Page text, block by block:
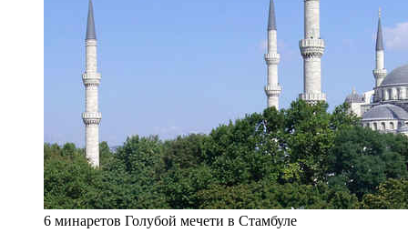
6 минаретов Голубой мечети в Стамбуле